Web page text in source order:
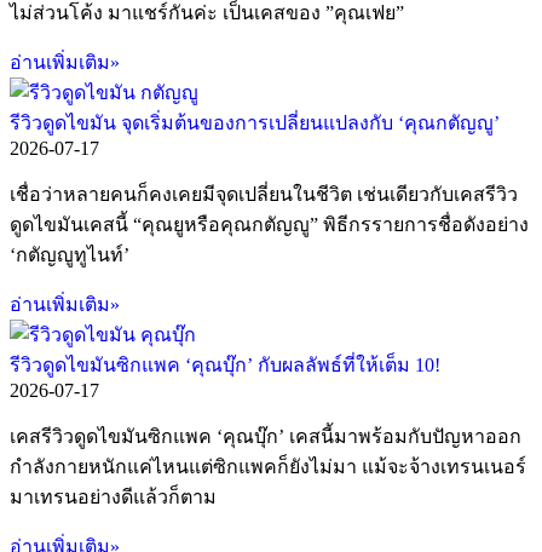
ไม่ส่วนโค้ง มาแชร์กันค่ะ เป็นเคสของ ”คุณเฟย”
อ่านเพิ่มเติม»
รีวิวดูดไขมัน จุดเริ่มต้นของการเปลี่ยนแปลงกับ ‘คุณกตัญญู’
2026-07-17
เชื่อว่าหลายคนก็คงเคยมีจุดเปลี่ยนในชีวิต เช่นเดียวกับเคสรีวิว
ดูดไขมันเคสนี้ “คุณยูหรือคุณกตัญญู” พิธีกรรายการชื่อดังอย่าง
‘กตัญญูทูไนท์’
อ่านเพิ่มเติม»
รีวิวดูดไขมันซิกแพค ‘คุณบุ๊ก’ กับผลลัพธ์ที่ให้เต็ม 10!
2026-07-17
เคสรีวิวดูดไขมันซิกแพค ‘คุณบุ๊ก’ เคสนี้มาพร้อมกับปัญหาออก
กำลังกายหนักแค่ไหนแต่ซิกแพคก็ยังไม่มา แม้จะจ้างเทรนเนอร์
มาเทรนอย่างดีแล้วก็ตาม
อ่านเพิ่มเติม»